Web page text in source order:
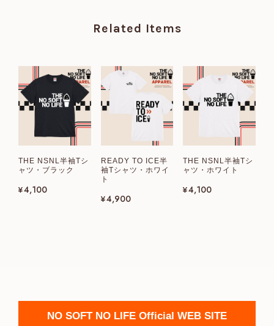
Related Items
THE NSNL半袖Tシ
ャツ・ブラック
¥4,100
READY TO ICE半
袖Tシャツ・ホワイ
ト
¥4,900
THE NSNL半袖Tシ
ャツ・ホワイト
¥4,100
NO SOFT NO LIFE Official WEB SITE